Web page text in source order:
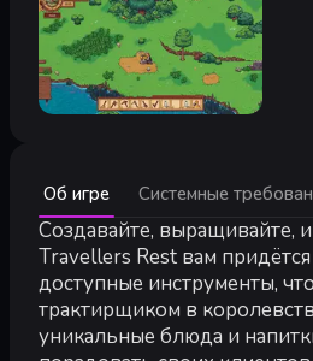
Об игре Системные
Создавайте, выращивайте,
Travellers Rest вам
доступные инструменты,
трактирщиком в
уникальные блюда и
Минимальные:
Минимальные:
ОС *:Windows 7 (SP1+)
Процессор:SSE2 instruction set
Оперативная память:8 GB ОЗУ
Видеокарта: 1 GB dedicated
DirectX:версии 10
Место на диске:2 GB